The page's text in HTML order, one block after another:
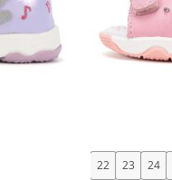
22 23 24